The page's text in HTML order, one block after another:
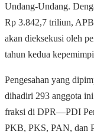
Undang-Undang.
Rp 3.842,7 triliun,
akan dieksekusi oleh
tahun kedua
Pengesahan yang
dihadiri 293 anggota
fraksi di DPR—PDI
PKB, PKS, PAN, dan